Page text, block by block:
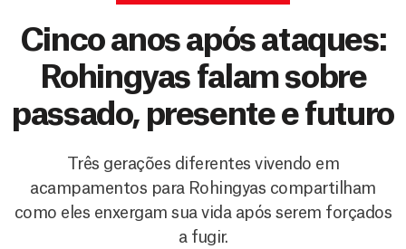
Cinco anos após ataques:
Rohingyas falam sobre
passado, presente e futuro
Três gerações diferentes vivendo em
acampamentos para Rohingyas compartilham
como eles enxergam sua vida após serem forçados
a fugir.